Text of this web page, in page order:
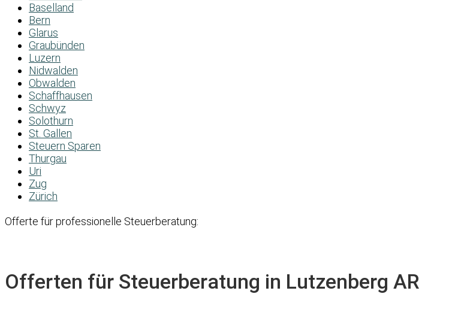
Baselland
Bern
Glarus
Graubünden
Luzern
Nidwalden
Obwalden
Schaffhausen
Schwyz
Solothurn
St. Gallen
Steuern Sparen
Thurgau
Uri
Zug
Zürich
Offerte für professionelle Steuerberatung:
Offerten für Steuerberatung in Lutzenberg AR